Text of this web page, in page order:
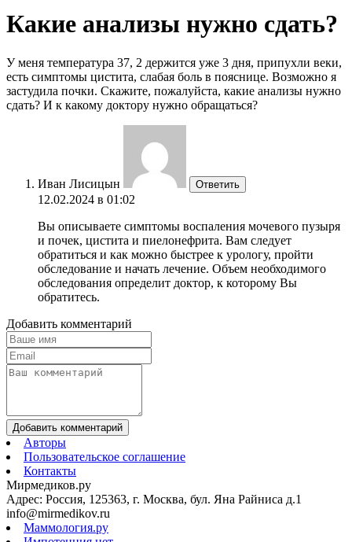
Какие анализы нужно сдать?
У меня температура 37, 2 держится уже 3 дня, припухли веки,
есть симптомы цистита, слабая боль в пояснице. Возможно я
застудила почки. Скажите, пожалуйста, какие анализы нужно
сдать? И к какому доктору нужно обращаться?
Иван Лисицын Ответить
12.02.2024 в 01:02
Вы описываете симптомы воспаления мочевого пузыря
и почек, цистита и пиелонефрита. Вам следует
обратиться и как можно быстрее к урологу, пройти
обследование и начать лечение. Объем необходимого
обследования определит доктор, к которому Вы
обратитесь.
Добавить комментарий
Добавить комментарий
Авторы
Пользовательское соглашение
Контакты
Мирмедиков.ру
Адрес: Россия, 125363, г. Москва, бул. Яна Райниса д.1
info@mirmedikov.ru
Маммология.ру